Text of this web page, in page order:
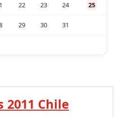
22 23 24 25
29 30 31
2011 Chile